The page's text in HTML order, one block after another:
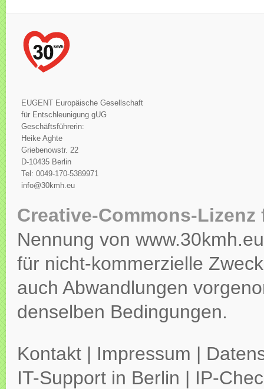
EUGENT Europäische Gesellschaft
für Entschleunigung gUG
Geschäftsführerin:
Heike Aghte
Griebenowstr. 22
D-10435 Berlin
Tel: 0049-170-5389971
info@30kmh.eu
Creative-Commons-
Nennung von
für nicht-kommerzielle
auch Abwandlungen
denselben Bedingungen.
Kontakt | Impressum |
IT-Support in Berlin | IP-